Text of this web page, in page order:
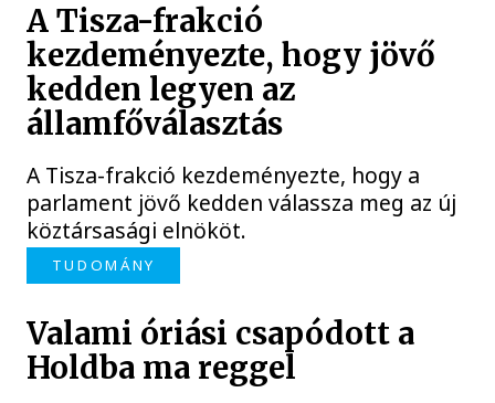
A Tisza-frakció
kezdeményezte, hogy jövő
kedden legyen az
államfőválasztás
A Tisza-frakció kezdeményezte, hogy a
parlament jövő kedden válassza meg az új
köztársasági elnököt.
TUDOMÁNY
Valami óriási csapódott a
Holdba ma reggel